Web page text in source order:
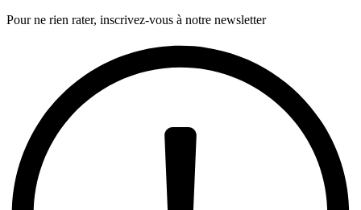
Pour ne rien rater, inscrivez-vous à notre newsletter